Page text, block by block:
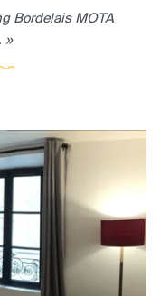
Bordelais MOTA
»